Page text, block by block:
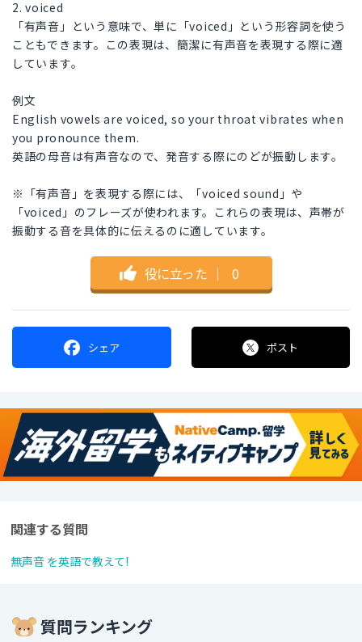
2. voiced
「有声音」という意味で、単に「voiced」という形容詞を使う
こともできます。この表現は、簡潔に有声音を表現する際に適
しています。
例文
English vowels are voiced, so your throat vibrates when
you pronounce them.
英語の母音は有声音なので、発音する際にのどが振動します。
※「有声音」を表現する際には、「voiced sound」や
「voiced」のフレーズが使われます。これらの表現は、声帯が
振動する音を具体的に伝えるのに適しています。
役に立った ｜ 0
シェア ポスト
関連する質問
無声音 を英語で教えて!
質問ランキング